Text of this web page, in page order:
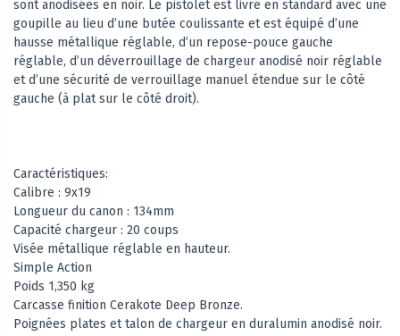
sont anodisées en noir. Le pistolet est livré en standard avec une
goupille au lieu d’une butée coulissante et est équipé d’une
hausse métallique réglable, d’un repose-pouce gauche
réglable, d’un déverrouillage de chargeur anodisé noir réglable
et d’une sécurité de verrouillage manuel étendue sur le côté
gauche (à plat sur le côté droit).
Caractéristiques:
Calibre : 9x19
Longueur du canon : 134mm
Capacité chargeur : 20 coups
Visée métallique réglable en hauteur.
Simple Action
Poids 1,350 kg
Carcasse finition Cerakote Deep Bronze.
Poignées plates et talon de chargeur en duralumin anodisé noir.